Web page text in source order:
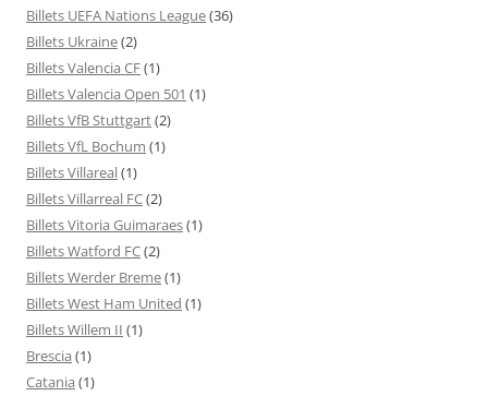
Billets UEFA Nations League(36)
Billets Ukraine(2)
Billets Valencia CF(1)
Billets Valencia Open 501 (1)
Billets VfB Stuttgart(2)
Billets VfL Bochum (1)
Billets Villareal(1)
Billets Villarreal FC(2)
Billets Vitoria Guimaraes(1)
Billets Watford FC(2)
Billets Werder Breme(1)
Billets West Ham United (1)
Billets Willem II (1)
Brescia (1)
Catania (1)